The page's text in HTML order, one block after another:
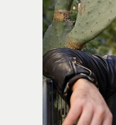
WERDEN
VERMIETUNG
RÄUME
IMAGEFILM
3D-RUNDGANG
PRESSE